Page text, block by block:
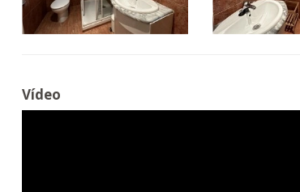
Vídeo